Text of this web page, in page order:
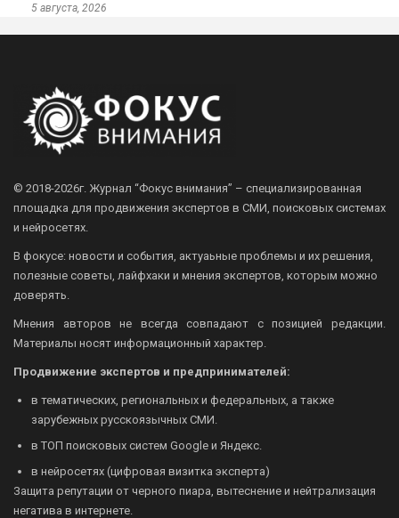
5 августа, 2026
© 2018-2026г. Журнал “Фокус внимания” – специализированная
площадка для продвижения экспертов в СМИ, поисковых системах
и нейросетях.
В фокусе: новости и события, актуаьные проблемы и их решения,
полезные советы, лайфхаки и мнения экспертов, которым можно
доверять.
Мнения авторов не всегда совпадают с позицией редакции.
Материалы носят информационный характер.
Продвижение экспертов и предпринимателей:
в тематических, региональных и федеральных, а также
зарубежных русскоязычных СМИ.
в ТОП поисковых систем Google и Яндекс.
в нейросетях (цифровая визитка эксперта)
Защита репутации от черного пиара, вытеснение и нейтрализация
негатива в интернете.